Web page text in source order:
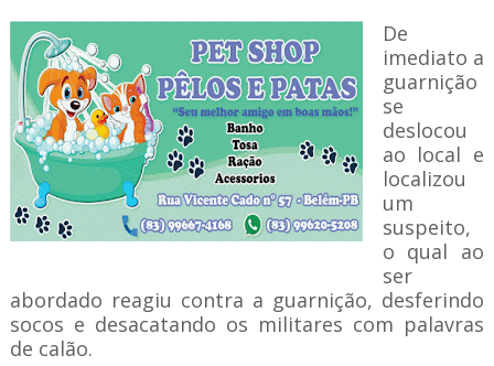
De
imediato a
guarnição
se
deslocou
ao local e
localizou
um
suspeito,
o qual ao
ser
abordado reagiu contra a guarnição, desferindo
socos e desacatando os militares com palavras
de calão.